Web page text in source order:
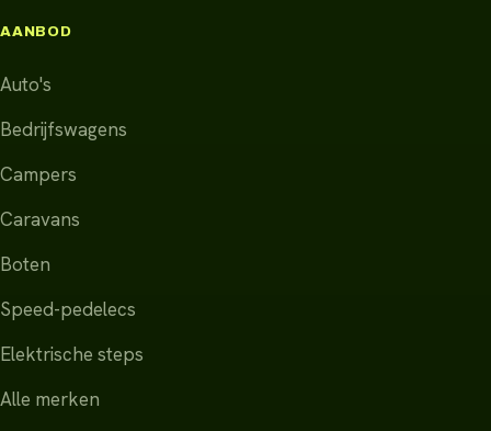
AANBOD
Auto's
Bedrijfswagens
Campers
Caravans
Boten
Speed-pedelecs
Elektrische steps
Alle merken